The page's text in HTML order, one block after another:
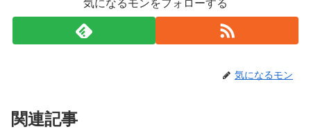
気になるモンをフォローする
気になるモン
関連記事